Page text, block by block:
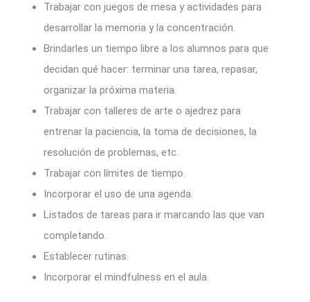
Trabajar con juegos de mesa y actividades para
desarrollar la memoria y la concentración.
Brindarles un tiempo libre a los alumnos para que
decidan qué hacer: terminar una tarea, repasar,
organizar la próxima materia.
Trabajar con talleres de arte o ajedrez para
entrenar la paciencia, la toma de decisiones, la
resolución de problemas, etc.
Trabajar con límites de tiempo.
Incorporar el uso de una agenda.
Listados de tareas para ir marcando las que van
completando.
Establecer rutinas.
Incorporar el mindfulness en el aula.